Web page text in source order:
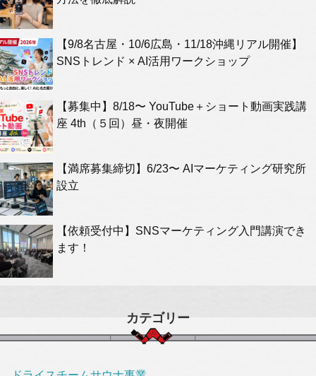
【9/8名古屋・10/6広島・11/18沖縄リアル開催】
SNSトレンド × AI活用ワークショップ
【募集中】8/18〜 YouTube＋ショート動画実践講
座 4th（５回）昼・夜開催
【満席募集締切】6/23〜 AIマーケティング研究所
設立
【依頼受付中】SNSマーケティング入門講演でき
ます！
カテゴリー